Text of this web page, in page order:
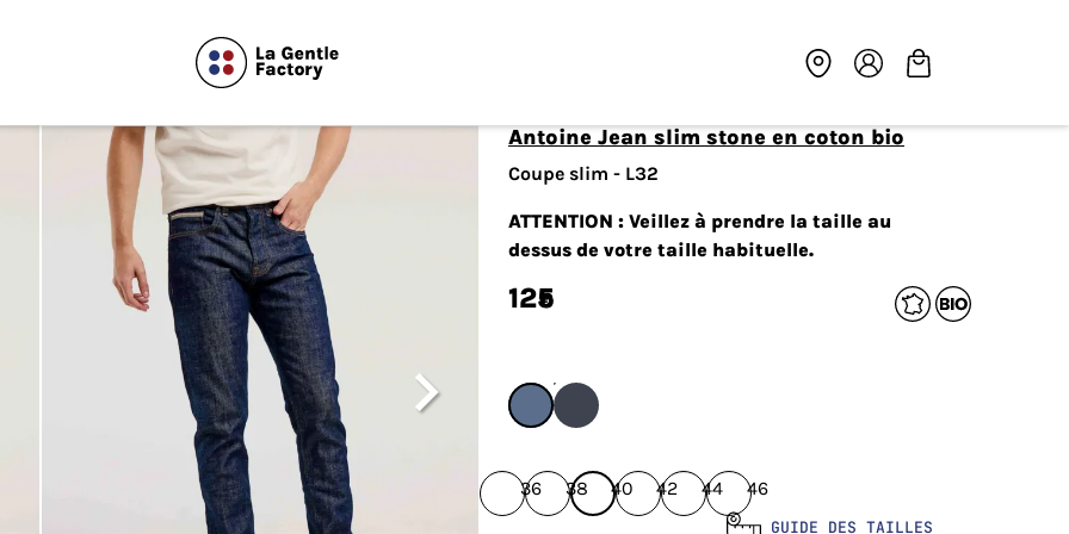
Antoine Jean slim stone en coton bio
Coupe slim - L32
ATTENTION : Veillez à prendre la taille au
dessus de votre taille habituelle.
125
€
36 38 40 42 44 46
GUIDE DES TAILLES
